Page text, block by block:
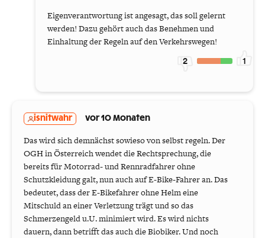
Eigenverantwortung ist angesagt, das soll gelernt
werden! Dazu gehört auch das Benehmen und
Einhaltung der Regeln auf den Verkehrswegen!
2 1
isnitwahr vor 10 Monaten
Das wird sich demnächst sowieso von selbst regeln. Der
OGH in Österreich wendet die Rechtsprechung, die
bereits für Motorrad- und Rennradfahrer ohne
Schutzkleidung galt, nun auch auf E-Bike-Fahrer an. Das
bedeutet, dass der E-Bikefahrer ohne Helm eine
Mitschuld an einer Verletzung trägt und so das
Schmerzengeld u.U. minimiert wird. Es wird nichts
dauern, dann betrifft das auch die Biobiker. Und noch